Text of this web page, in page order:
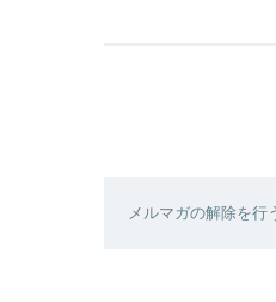
メルマガの解除を行